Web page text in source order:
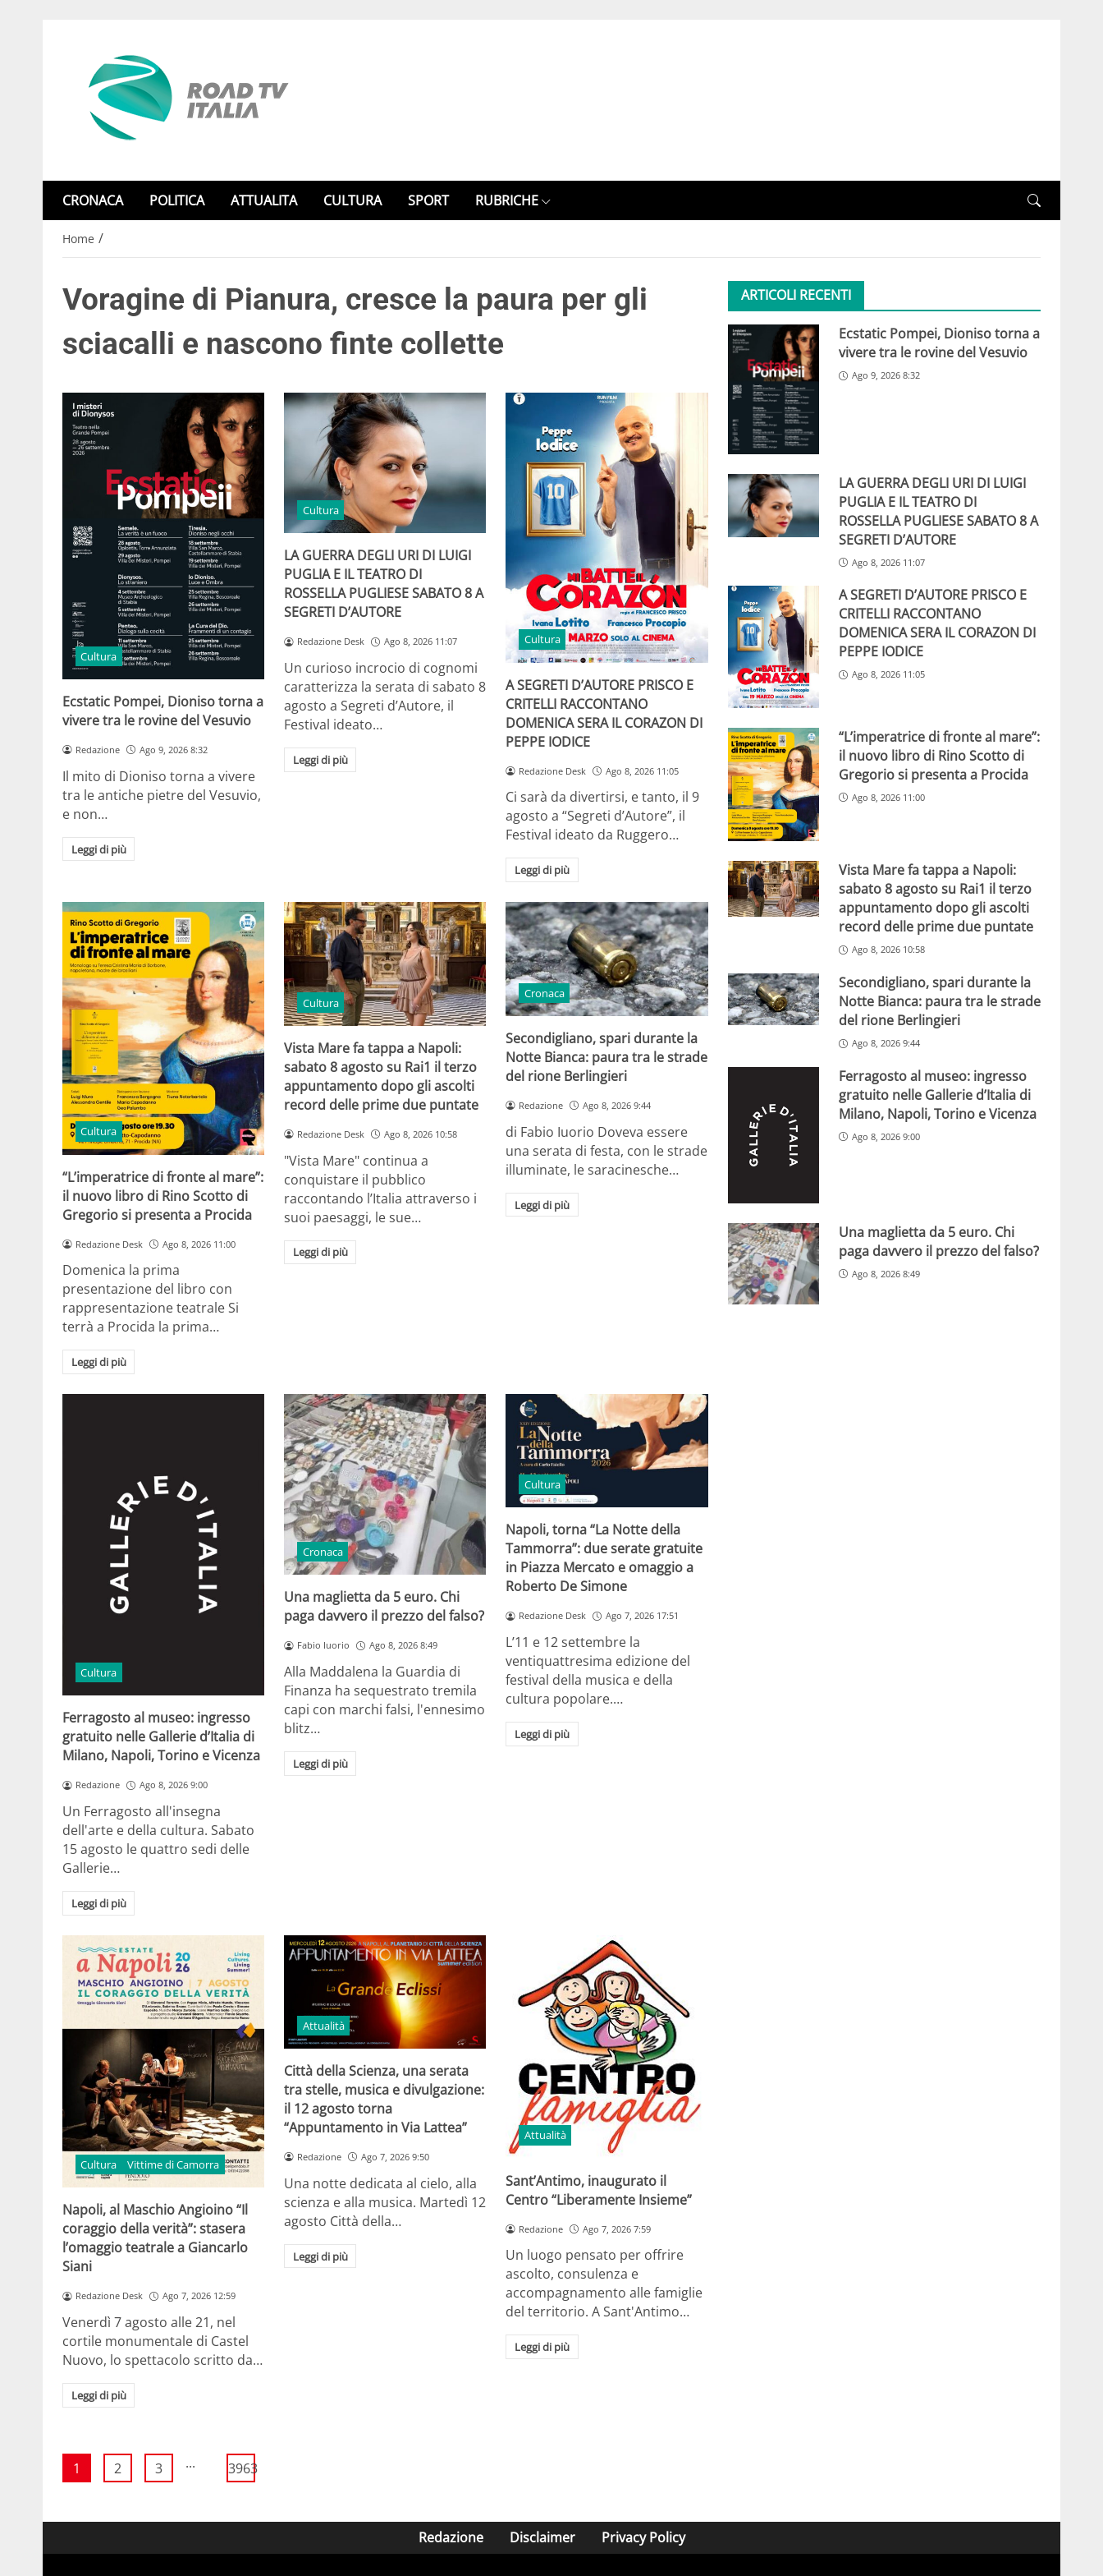
CRONACA POLITICA ATTUALITA CULTURA SPORT RUBRICHE
Home /
Voragine di Pianura, cresce la paura per gli
sciacalli e nascono finte collette
Cultura
Ecstatic Pompei, Dioniso torna a
vivere tra le rovine del Vesuvio
Redazione Ago 9, 2026 8:32
Il mito di Dioniso torna a vivere
tra le antiche pietre del Vesuvio,
e non…
Leggi di più
Cultura
LA GUERRA DEGLI URI DI LUIGI
PUGLIA E IL TEATRO DI
ROSSELLA PUGLIESE SABATO 8 A
SEGRETI D’AUTORE
Redazione Desk Ago 8, 2026 11:07
Un curioso incrocio di cognomi
caratterizza la serata di sabato 8
agosto a Segreti d’Autore, il
Festival ideato…
Leggi di più
Cultura
A SEGRETI D’AUTORE PRISCO E
CRITELLI RACCONTANO
DOMENICA SERA IL CORAZON DI
PEPPE IODICE
Redazione Desk Ago 8, 2026 11:05
Ci sarà da divertirsi, e tanto, il 9
agosto a “Segreti d’Autore”, il
Festival ideato da Ruggero…
Leggi di più
Cultura
“L’imperatrice di fronte al mare”:
il nuovo libro di Rino Scotto di
Gregorio si presenta a Procida
Redazione Desk Ago 8, 2026 11:00
Domenica la prima
presentazione del libro con
rappresentazione teatrale Si
terrà a Procida la prima…
Leggi di più
Cultura
Vista Mare fa tappa a Napoli:
sabato 8 agosto su Rai1 il terzo
appuntamento dopo gli ascolti
record delle prime due puntate
Redazione Desk Ago 8, 2026 10:58
"Vista Mare" continua a
conquistare il pubblico
raccontando l’Italia attraverso i
suoi paesaggi, le sue…
Leggi di più
Cronaca
Secondigliano, spari durante la
Notte Bianca: paura tra le strade
del rione Berlingieri
Redazione Ago 8, 2026 9:44
di Fabio Iuorio Doveva essere
una serata di festa, con le strade
illuminate, le saracinesche…
Leggi di più
Cultura
Ferragosto al museo: ingresso
gratuito nelle Gallerie d’Italia di
Milano, Napoli, Torino e Vicenza
Redazione Ago 8, 2026 9:00
Un Ferragosto all'insegna
dell'arte e della cultura. Sabato
15 agosto le quattro sedi delle
Gallerie…
Leggi di più
Cronaca
Una maglietta da 5 euro. Chi
paga davvero il prezzo del falso?
Fabio Iuorio Ago 8, 2026 8:49
Alla Maddalena la Guardia di
Finanza ha sequestrato tremila
capi con marchi falsi, l'ennesimo
blitz…
Leggi di più
Cultura
Napoli, torna “La Notte della
Tammorra”: due serate gratuite
in Piazza Mercato e omaggio a
Roberto De Simone
Redazione Desk Ago 7, 2026 17:51
L’11 e 12 settembre la
ventiquattresima edizione del
festival della musica e della
cultura popolare.…
Leggi di più
Cultura Vittime di Camorra
Napoli, al Maschio Angioino “Il
coraggio della verità”: stasera
l’omaggio teatrale a Giancarlo
Siani
Redazione Desk Ago 7, 2026 12:59
Venerdì 7 agosto alle 21, nel
cortile monumentale di Castel
Nuovo, lo spettacolo scritto da…
Leggi di più
Attualità
Città della Scienza, una serata
tra stelle, musica e divulgazione:
il 12 agosto torna
“Appuntamento in Via Lattea”
Redazione Ago 7, 2026 9:50
Una notte dedicata al cielo, alla
scienza e alla musica. Martedì 12
agosto Città della…
Leggi di più
Attualità
Sant’Antimo, inaugurato il
Centro “Liberamente Insieme”
Redazione Ago 7, 2026 7:59
Un luogo pensato per offrire
ascolto, consulenza e
accompagnamento alle famiglie
del territorio. A Sant'Antimo…
Leggi di più
1 2 3 ... 3963
ARTICOLI RECENTI
Ecstatic Pompei, Dioniso torna a
vivere tra le rovine del Vesuvio
Ago 9, 2026 8:32
LA GUERRA DEGLI URI DI LUIGI
PUGLIA E IL TEATRO DI
ROSSELLA PUGLIESE SABATO 8 A
SEGRETI D’AUTORE
Ago 8, 2026 11:07
A SEGRETI D’AUTORE PRISCO E
CRITELLI RACCONTANO
DOMENICA SERA IL CORAZON DI
PEPPE IODICE
Ago 8, 2026 11:05
“L’imperatrice di fronte al mare”:
il nuovo libro di Rino Scotto di
Gregorio si presenta a Procida
Ago 8, 2026 11:00
Vista Mare fa tappa a Napoli:
sabato 8 agosto su Rai1 il terzo
appuntamento dopo gli ascolti
record delle prime due puntate
Ago 8, 2026 10:58
Secondigliano, spari durante la
Notte Bianca: paura tra le strade
del rione Berlingieri
Ago 8, 2026 9:44
Ferragosto al museo: ingresso
gratuito nelle Gallerie d’Italia di
Milano, Napoli, Torino e Vicenza
Ago 8, 2026 9:00
Una maglietta da 5 euro. Chi
paga davvero il prezzo del falso?
Ago 8, 2026 8:49
Redazione Disclaimer Privacy Policy